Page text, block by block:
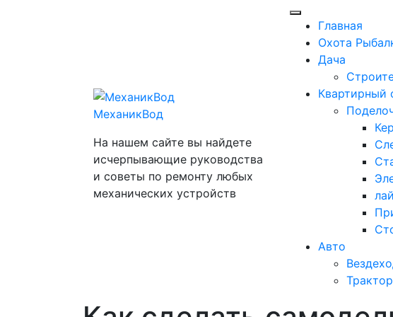
МеханикВод
На нашем сайте вы найдете
исчерпывающие руководства
и советы по ремонту любых
механических устройств
Открыть
меню
Главная
Охота
Дача
Квартирный
Авто
Закрыть